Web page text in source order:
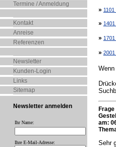
» 1101
»
»
»
Frage
am:
Sehr
Termine / Anmeldung
Kontakt
Anreise
Referenzen
Newsletter
Kunden-Login
Links
Sitemap
Newsletter anmelden
Ihr Name:
Ihre E-Mail-Adresse: